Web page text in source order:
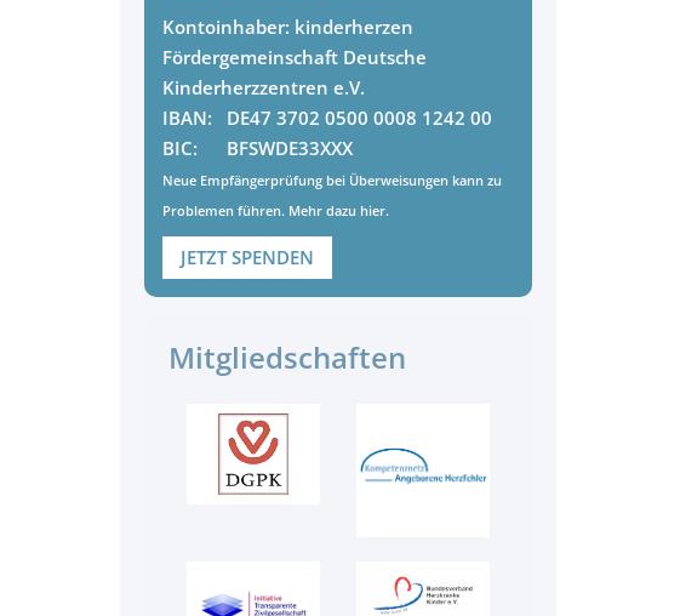
Kontoinhaber: kinderherzen
Fördergemeinschaft Deutsche
Kinderherzzentren e.V.
IBAN:
DE47 3702 0500 0008 1242 00
BIC:
BFSWDE33XXX
Neue Empfängerprüfung bei Überweisungen kann zu
Problemen führen. Mehr dazu hier.
JETZT SPENDEN
Mitgliedschaften